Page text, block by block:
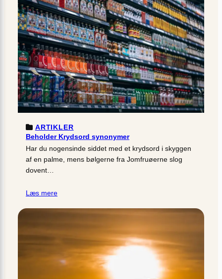
ARTIKLER
Beholder Krydsord synonymer
Har du nogensinde siddet med et krydsord i skyggen
af en palme, mens bølgerne fra Jomfruøerne slog
dovent…
Læs mere